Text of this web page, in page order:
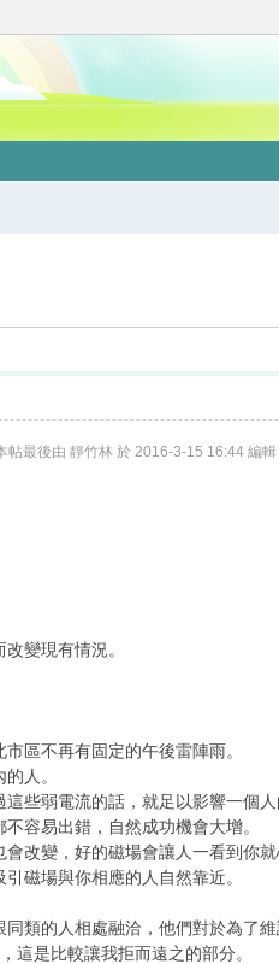
帖最後由 靜竹林 於 2016-3-15 16:44 編輯
變現有情況。
區不再有固定的午後雷陣雨。
人。
些弱電流的話，就足以影響一個
容易出錯，自然成功機會大增。
改變，好的磁場會讓人一看到你
磁場與你相應的人自然靠近。
類的人相處融洽，他們對於為了
這是比較讓我拒而遠之的部分。